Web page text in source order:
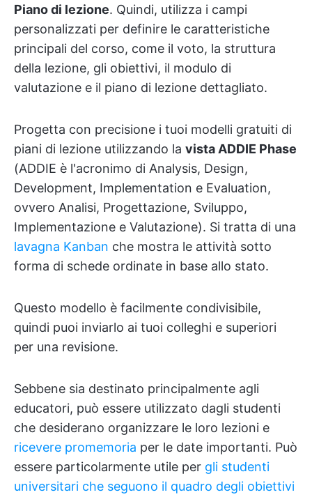
Piano di lezione. Quindi, utilizza i campi
personalizzati per definire le caratteristiche
principali del corso, come il voto, la struttura
della lezione, gli obiettivi, il modulo di
valutazione e il piano di lezione dettagliato.
Progetta con precisione i tuoi modelli gratuiti di
piani di lezione utilizzando la vista ADDIE Phase
(ADDIE è l'acronimo di Analysis, Design,
Development, Implementation e Evaluation,
ovvero Analisi, Progettazione, Sviluppo,
Implementazione e Valutazione). Si tratta di una
lavagna Kanban che mostra le attività sotto
forma di schede ordinate in base allo stato.
Questo modello è facilmente condivisibile,
quindi puoi inviarlo ai tuoi colleghi e superiori
per una revisione.
Sebbene sia destinato principalmente agli
educatori, può essere utilizzato dagli studenti
che desiderano organizzare le loro lezioni e
ricevere promemoria per le date importanti. Può
essere particolarmente utile per gli studenti
universitari che seguono il quadro degli obiettivi